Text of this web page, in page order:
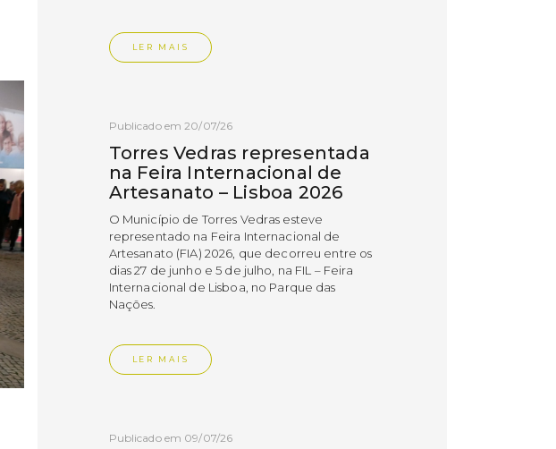
LER MAIS
Publicado em 20/07/26
Torres Vedras representada
na Feira Internacional de
Artesanato – Lisboa 2026
O Município de Torres Vedras esteve
representado na Feira Internacional de
Artesanato (FIA) 2026, que decorreu entre os
dias 27 de junho e 5 de julho, na FIL – Feira
Internacional de Lisboa, no Parque das
Nações.
LER MAIS
Publicado em 09/07/26